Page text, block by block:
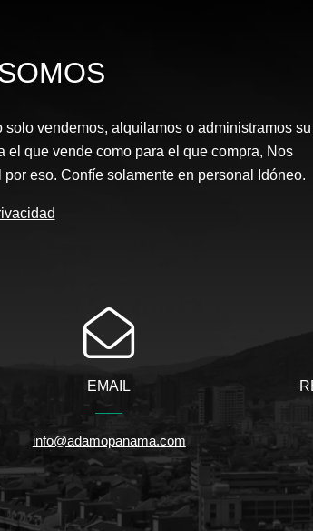
vendemos, alquilamos o administramos su
que vende como para el que compra, Nos
eso. Confíe solamente en personal Idóneo.
EMAIL
info@adamopanama.com